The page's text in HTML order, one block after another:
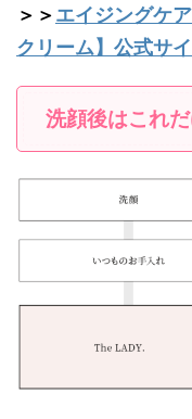
＞＞ エイジングケ
クリーム】公式サ
洗顔後はこれだ